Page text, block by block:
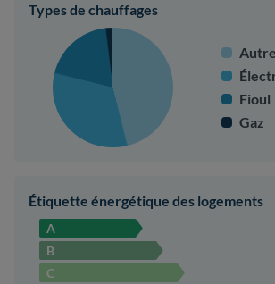
Types de chauffages
Autre
Fioul
Gaz
Étiquette énergétique des logements
A
B
C